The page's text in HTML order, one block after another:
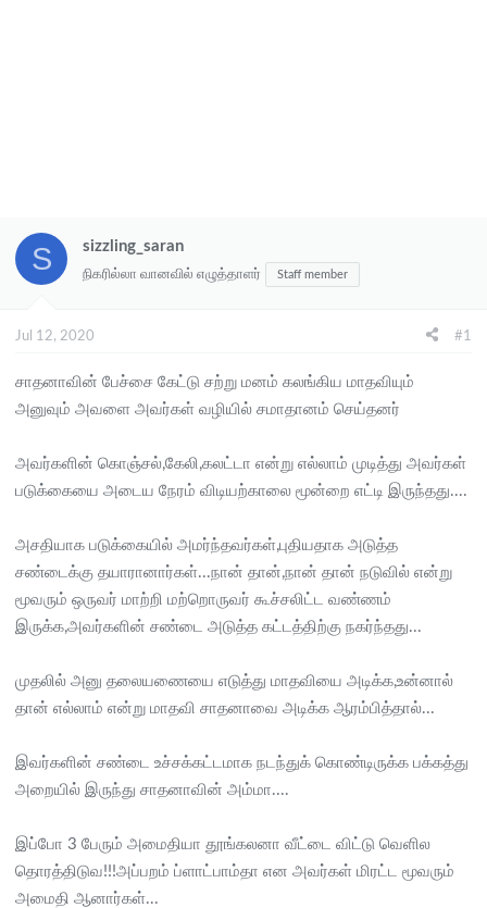
S sizzling_saran
நிகரில்லா வானவில் எழுத்தாளர் Staff member
Jul 12, 2020 #1
சாதனாவின் பேச்சை கேட்டு சற்று மனம் கலங்கிய மாதவியும்
அனுவும் அவளை அவர்கள் வழியில் சமாதானம் செய்தனர்
அவர்களின் கொஞ்சல்,கேலி,கலட்டா என்று எல்லாம் முடித்து அவர்கள்
படுக்கையை அடைய நேரம் விடியற்காலை மூன்றை எட்டி இருந்தது....
அசதியாக படுக்கையில் அமர்ந்தவர்கள்,புதியதாக அடுத்த
சண்டைக்கு தயாரானார்கள்...நான் தான்,நான் தான் நடுவில் என்று
மூவரும் ஒருவர் மாற்றி மற்றொருவர் கூச்சலிட்ட வண்ணம்
இருக்க,அவர்களின் சண்டை அடுத்த கட்டத்திற்கு நகர்ந்தது...
முதலில் அனு தலையணையை எடுத்து மாதவியை அடிக்க,உன்னால்
தான் எல்லாம் என்று மாதவி சாதனாவை அடிக்க ஆரம்பித்தால்...
இவர்களின் சண்டை உச்சக்கட்டமாக நடந்துக் கொண்டிருக்க பக்கத்து
அறையில் இருந்து சாதனாவின் அம்மா....
இப்போ 3 பேரும் அமைதியா தூங்கலனா வீட்டை விட்டு வெளில
தொரத்திடுவ!!!அப்பறம் ப்ளாட்பாம்தா என அவர்கள் மிரட்ட மூவரும்
அமைதி ஆனார்கள்...